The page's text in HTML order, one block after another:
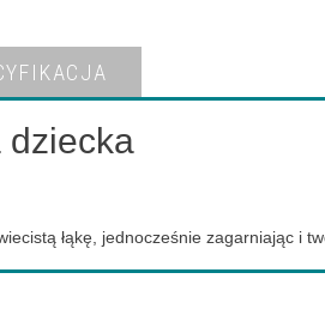
dziecka
łąkę, jednocześnie zagarniając i